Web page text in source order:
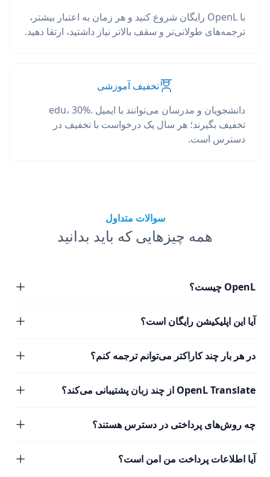
با OpenL رایگان شروع کنید و هر زمان به اعتبار بیشتر،
ترجمه‌های طولانی‌تر و سقف بالاتر نیاز داشتید، ارتقا دهید.
تخفیف آموزشی
دانشجویان و مدرسان می‌توانند با ایمیل .edu، 30%
تخفیف بگیرند؛ هر سال یک درخواست با تخفیف در
دسترس است.
سوالات متداول
همه چیزهایی که باید بدانید
OpenL چیست؟
آیا این اپلیکیشن رایگان است؟
در هر بار چند کاراکتر می‌توانم ترجمه کنم؟
OpenL Translate از چند زبان پشتیبانی می‌کند؟
چه روش‌های پرداختی در دسترس هستند؟
آیا اطلاعات پرداخت من امن است؟